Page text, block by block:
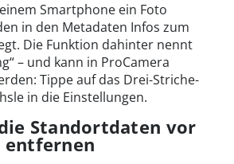
Smartphone ein Foto
in den Metadaten Infos zum
Die Funktion dahinter nennt
– und kann in ProCamera
Tippe auf das Drei-Striche-
in die Einstellungen.
Standortdaten vor
entfernen